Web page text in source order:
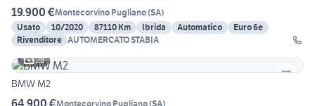
19.900 €Montecorvino Pugliano(SA)
Usato
10/2020 87110 Km Ibrida Automatico
Euro 6e
Rivenditore AUTOMERCATO STABIA
28
BMW M2
Montecorvino Pugliano(SA)